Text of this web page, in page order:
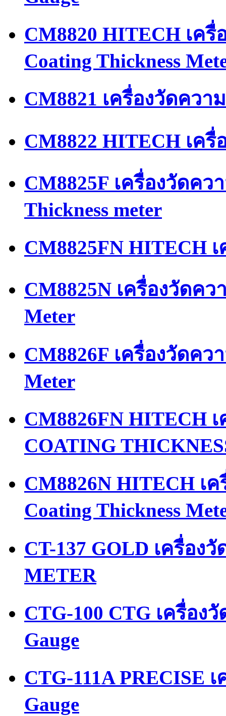
CM8820 HITECH เค
Coating Thickness
CM8821 เครื่องวัดควา
CM8822 HITECH เค
CM8825F เครื่องวัดค
Thickness meter
CM8825FN HITECH
CM8825N เครื่องวัดค
Meter
CM8826F เครื่องวัดคว
Meter
CM8826FN HITECH
COATING
CM8826N HITECH เ
Coating Thickness
CT-137 GOLD เครื่อง
METER
CTG-100 CTG เครื่อง
Gauge
CTG-111A PRECISE
Gauge